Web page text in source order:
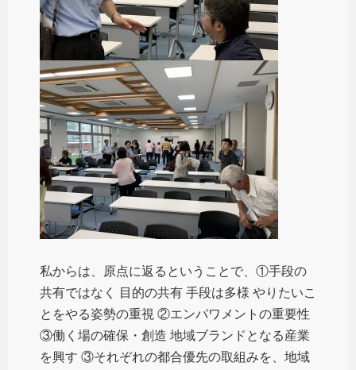
私からは、原点に返るということで、①手段の
共有ではなく 目的の共有 手段は多様 やりたいこ
とをやる姿勢の重視 ②エンパワメントの重要性
③働く場の確保・創造 地域ブランドとなる産業
を興す ③それぞれの都合優先の取組みを、地域